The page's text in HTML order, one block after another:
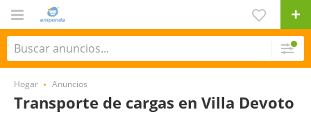
Hogar Anuncios
Transporte de cargas en Villa Devoto